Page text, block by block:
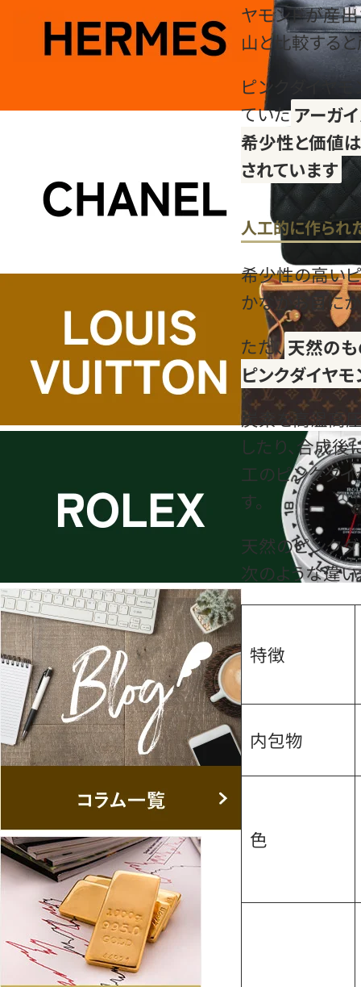
ヤモンドが産
山と比較する
ピンクダイヤ
ていたアーガ
希少性と価値
されています。
人工的に作られ
希少性の高い
かなかお目にか
ただ、天然の
ピンクダイヤ
炭素を高温高
したり、合成
工のピンクダ
す。
天然のピンク
次のような違い
特徴
内包物
色